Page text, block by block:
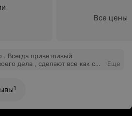
Все цены
. Всегда приветливый
Еще
1